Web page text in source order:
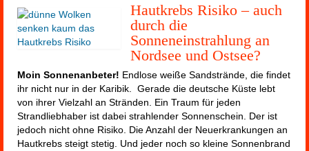
Hautkrebs Risiko – auch
durch die
Sonneneinstrahlung an
Nordsee und Ostsee?
Moin Sonnenanbeter! Endlose weiße Sandstrände, die findet
ihr nicht nur in der Karibik. Gerade die deutsche Küste lebt
von ihrer Vielzahl an Stränden. Ein Traum für jeden
Strandliebhaber ist dabei strahlender Sonnenschein. Der ist
jedoch nicht ohne Risiko. Die Anzahl der Neuerkrankungen an
Hautkrebs steigt stetig. Und jeder noch so kleine Sonnenbrand